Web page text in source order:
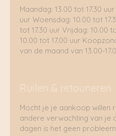
Maandag: 13.00 tot 17.30
uur Woensdag: 10.00 tot
tot 17.30 uur Vrijdag: 10.00
10.00 tot 17.00 uur
van de maand van 13.00-
Ruilen & retouneren
Mocht je je aankoop willen
andere verwachting van je
dagen is het geen